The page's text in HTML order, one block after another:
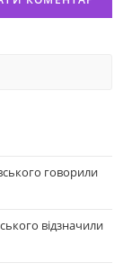
говорили
відзначили